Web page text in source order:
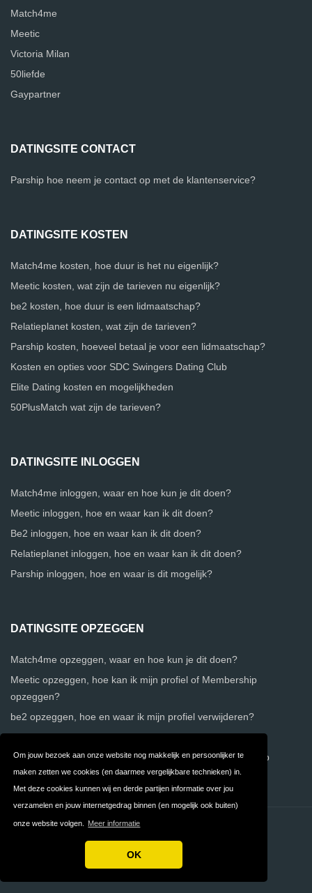
Om jouw bezoek aan onze website nog makkelijk en persoonlijker te
maken zetten we cookies (en daarmee vergelijkbare technieken) in.
Met deze cookies kunnen wij en derde partijen informatie over jou
verzamelen en jouw internetgedrag binnen (en mogelijk ook buiten)
onze website volgen. Meer informatie
OK
Match4me
Meetic
Victoria Milan
50liefde
Gaypartner
DATINGSITE CONTACT
Parship hoe neem je contact op met de klantenservice?
DATINGSITE KOSTEN
Match4me kosten, hoe duur is het nu eigenlijk?
Meetic kosten, wat zijn de tarieven nu eigenlijk?
be2 kosten, hoe duur is een lidmaatschap?
Relatieplanet kosten, wat zijn de tarieven?
Parship kosten, hoeveel betaal je voor een lidmaatschap?
Kosten en opties voor SDC Swingers Dating Club
Elite Dating kosten en mogelijkheden
50PlusMatch wat zijn de tarieven?
DATINGSITE INLOGGEN
Match4me inloggen, waar en hoe kun je dit doen?
Meetic inloggen, hoe en waar kan ik dit doen?
Be2 inloggen, hoe en waar kan ik dit doen?
Relatieplanet inloggen, hoe en waar kan ik dit doen?
Parship inloggen, hoe en waar is dit mogelijk?
DATINGSITE OPZEGGEN
Match4me opzeggen, waar en hoe kun je dit doen?
Meetic opzeggen, hoe kan ik mijn profiel of Membership
opzeggen?
be2 opzeggen, hoe en waar ik mijn profiel verwijderen?
Relatieplanet opzeggen, waar en hoe kan ik dit regelen?
Parship opzeggen, waar kan ik mijn profiel of lidmaatschap
beëindigen?
Contact